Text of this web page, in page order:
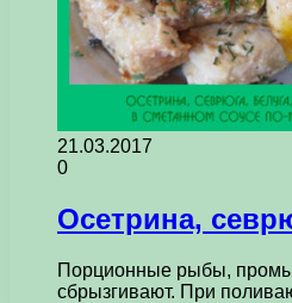
21.03.2017
0
Осетрина,
Порционные рыбы,
сбрызгивают. При